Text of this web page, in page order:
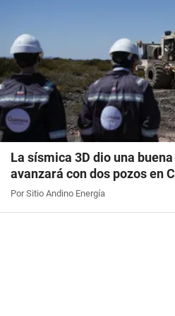
La sísmica 3D dio una
avanzará con dos pozos en
Por Sitio Andino Energía